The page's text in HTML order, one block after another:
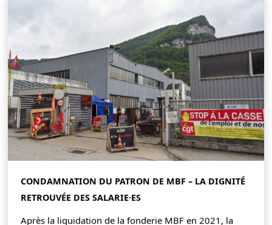
CONDAMNATION DU PATRON DE MBF – LA DIGNITÉ
RETROUVÉE DES SALARIE·ES
Après la liquidation de la fonderie MBF en 2021, la